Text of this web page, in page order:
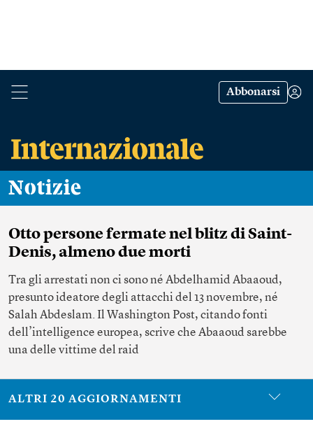
Abbonarsi
Notizie
Otto persone fermate nel blitz di Saint-
Denis, almeno due morti
Tra gli arrestati non ci sono né Abdelhamid Abaaoud,
presunto ideatore degli attacchi del 13 novembre, né
Salah Abdeslam. Il Washington Post, citando fonti
dell’intelligence europea, scrive che Abaaoud sarebbe
una delle vittime del raid
ALTRI 20 AGGIORNAMENTI